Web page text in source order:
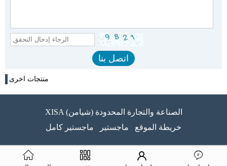
منتجات اخرى
XISA (شيامن) الصناعة والتجارة المحدودة
خريطة الموقع
ماجستير ماجستير كامل